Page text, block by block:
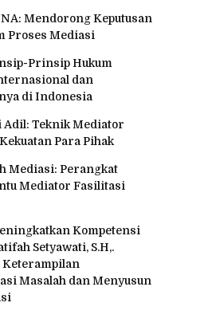
Mendorong Keputusan
Proses Mediasi
Prinsip Hukum
dan
di Indonesia
Teknik Mediator
Para Pihak
Mediasi: Perangkat
Mediator Fasilitasi
Kompetensi
Setyawati, S.H,.
Keterampilan
Masalah dan Menyusun